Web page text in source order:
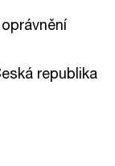
republika